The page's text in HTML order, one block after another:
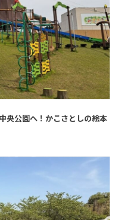
央公園へ！かこさとしの絵本